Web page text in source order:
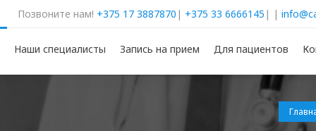
Позвоните нам! +375 17 3887870 | +375 33 6666145 | |
Наши специалисты Запись на прием Для пациентов